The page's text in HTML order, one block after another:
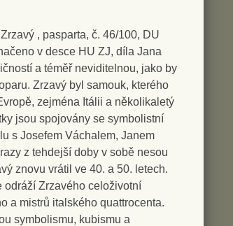
, pasparta, č. 46/100, DU
v desce HU ZJ, díla Jana
a téměř neviditelnou, jako by
Zrzavý byl samouk, kterého
zejména Itálii a několikaletý
jsou spojovány se symbolistní
s Josefem Váchalem, Janem
z tehdejší doby v sobě nesou
znovu vrátil ve 40. a 50. letech.
odráží Zrzavého celoživotní
a mistrů italského quattrocenta.
symbolismu, kubismu a